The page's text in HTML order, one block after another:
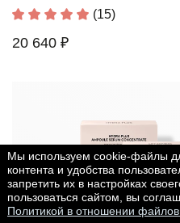
(15)
20 640 ₽
Мы используем cookie-файлы
контента и удобства
запретить их в настройках
пользоваться сайтом, вы
Политикой в отношении файлов